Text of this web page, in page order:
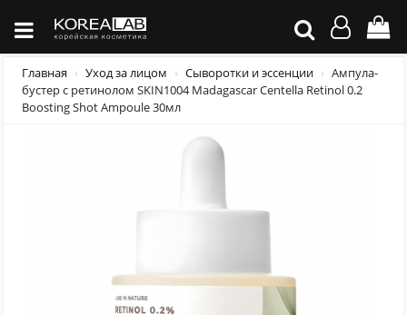
Главная Уход за лицом Сыворотки и эссенции
Ампула-
бустер с ретинолом SKIN1004 Madagascar Centella Retinol 0.2
Boosting Shot Ampoule 30мл